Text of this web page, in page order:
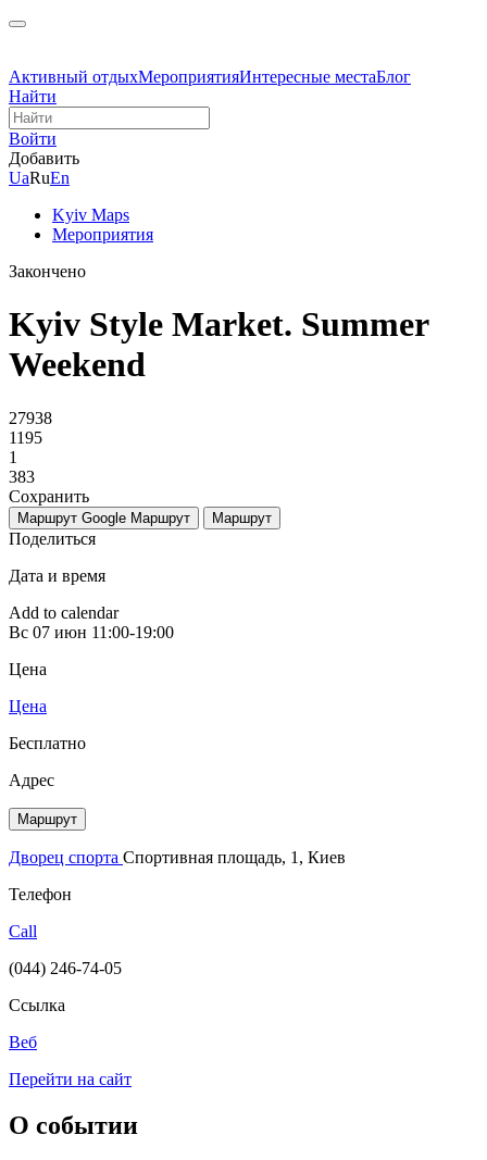
Активный отдыхМероприятияИнтересные местаБлог
Найти
Войти
Добавить
UaRuEn
Kyiv Maps
Мероприятия
Закончено
Kyiv Style Market. Summer
Weekend
27938
1195
1
383
Сохранить
Маршрут Google Маршрут Маршрут
Поделиться
Дата и время
Add to calendar
Вс 07 июн 11:00-19:00
Цена
Цена
Бесплатно
Адрес
Маршрут
Дворец спорта Спортивная площадь, 1, Киев
Телефон
Call
(044) 246-74-05
Ссылка
Веб
Перейти на сайт
О событии